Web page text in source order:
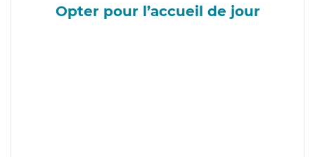
Opter pour l’accueil de jour